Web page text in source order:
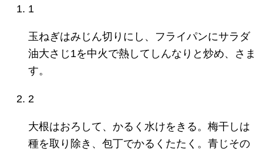
1
玉ねぎはみじん切りにし、フライパンにサラダ
油大さじ1を中火で熱してしんなりと炒め、さま
す。
2
大根はおろして、かるく水けをきる。梅干しは
種を取り除き、包丁でかるくたたく。青じその